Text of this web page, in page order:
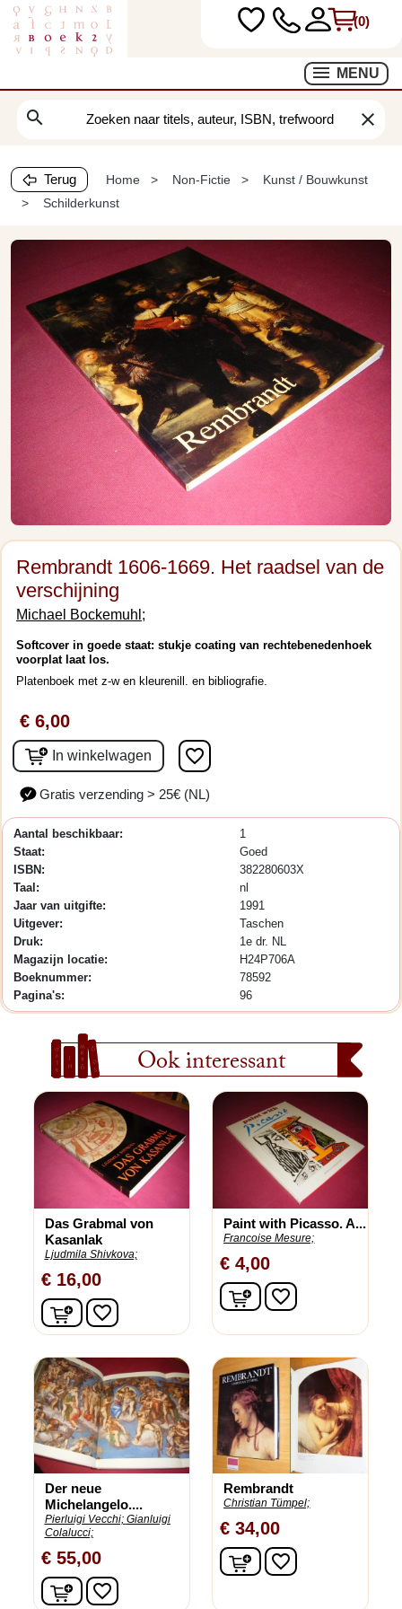
(0)
MENU
search clear
Terug Home Non-Fictie
Kunst / Bouwkunst
Schilderkunst
Rembrandt 1606-1669. Het raadsel van de
verschijning
Michael Bockemuhl;
Softcover in goede staat: stukje coating van rechtebenedenhoek
voorplat laat los.
Platenboek met z-w en kleurenill. en bibliografie.
€ 6,00
In winkelwagen favorite_border
Gratis verzending > 25€ (NL)
Aantal beschikbaar:
1
Staat:
Goed
ISBN:
382280603X
Taal:
nl
Jaar van uitgifte:
1991
Uitgever:
Taschen
Druk:
1e dr. NL
Magazijn locatie:
H24P706A
Boeknummer:
78592
Pagina's:
96
Ook interessant
Das Grabmal von
Kasanlak
Ljudmila Shivkova;
€ 16,00
In winkelwagen
favorite_border
Paint with Picasso. A...
Francoise Mesure;
€ 4,00
In winkelwagen
favorite_border
Der neue
Michelangelo....
Pierluigi Vecchi; Gianluigi
Colalucci;
€ 55,00
In winkelwagen
favorite_border
Rembrandt
Christian Tümpel;
€ 34,00
In winkelwagen
favorite_border